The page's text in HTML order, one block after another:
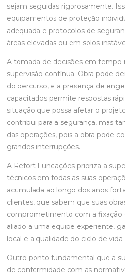
sejam seguidas rigorosamente.
equipamentos de proteção
adequada e protocolos de
áreas elevadas ou em solos
A tomada de decisões em tempo
supervisão contínua. Obra pode
do percurso, e a presença de
capacitados permite respostas
situação que possa afetar o
contribui para a segurança, mas
das operações, pois a obra pode
grandes interrupções.
A Refort Fundações prioriza a
técnicos em todas as suas
acumulada ao longo dos anos
clientes, que sabem que suas
comprometimento com a fixação
aliado a uma equipe experiente,
local e a qualidade do ciclo de
Outro ponto fundamental que a
de conformidade com as